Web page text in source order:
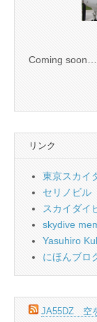
Coming soon…
リンク
東京スカイ
セリノビ
スカイダイ
skydive
Yasuhiro
にほんブロ
JA55DZ 空